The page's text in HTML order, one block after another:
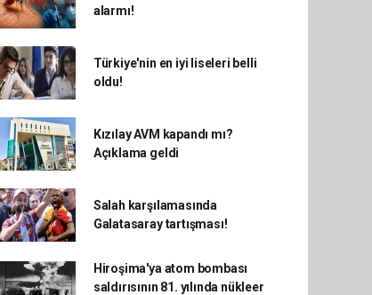
alarmı!
Türkiye'nin en iyi liseleri belli
oldu!
Kızılay AVM kapandı mı?
Açıklama geldi
Salah karşılamasında
Galatasaray tartışması!
Hiroşima'ya atom bombası
saldırısının 81. yılında nükleer